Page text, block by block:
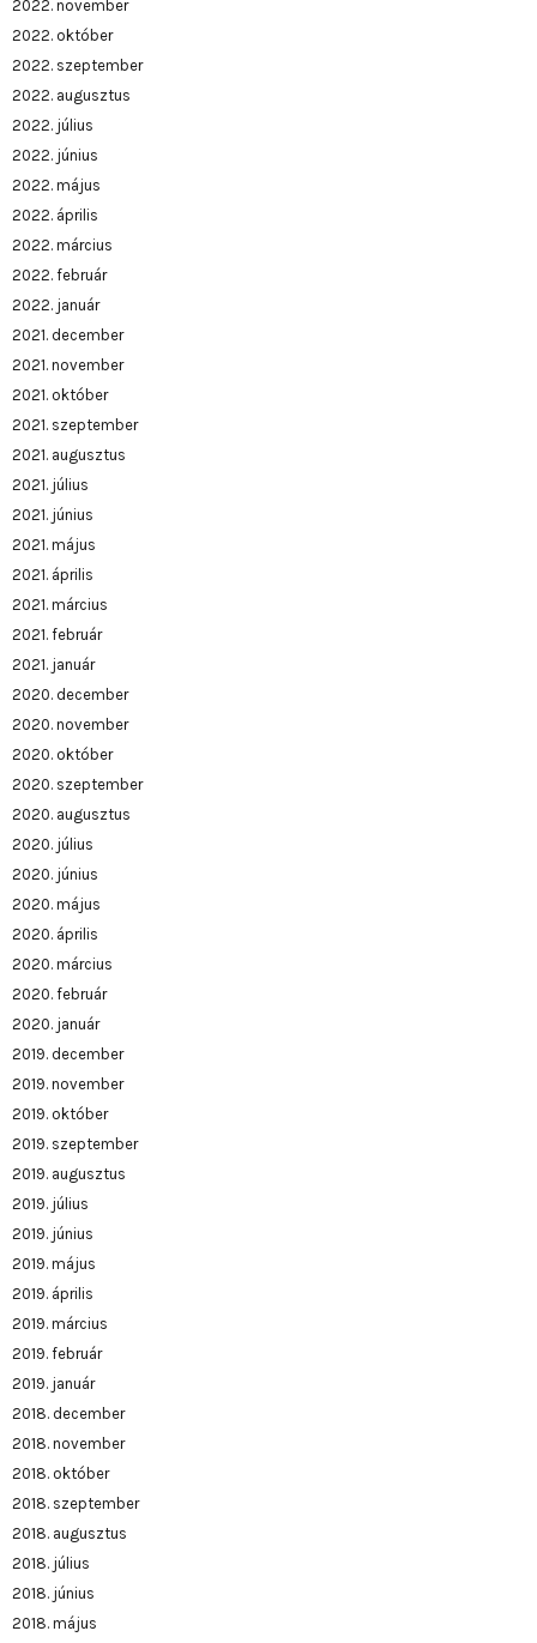
2022. november
2022. október
2022. szeptember
2022. augusztus
2022. július
2022. június
2022. május
2022. április
2022. március
2022. február
2022. január
2021. december
2021. november
2021. október
2021. szeptember
2021. augusztus
2021. július
2021. június
2021. május
2021. április
2021. március
2021. február
2021. január
2020. december
2020. november
2020. október
2020. szeptember
2020. augusztus
2020. július
2020. június
2020. május
2020. április
2020. március
2020. február
2020. január
2019. december
2019. november
2019. október
2019. szeptember
2019. augusztus
2019. július
2019. június
2019. május
2019. április
2019. március
2019. február
2019. január
2018. december
2018. november
2018. október
2018. szeptember
2018. augusztus
2018. július
2018. június
2018. május